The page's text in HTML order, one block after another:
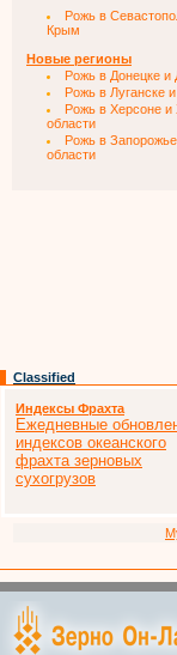
Рожь в
Крым
Новые регионы
Рожь в Донецке и
Рожь в Луганске
Рожь в Херсоне и
области
Рожь в
области
Classified
Индексы Фрахта
Ежедневные
индексов океанского
фрахта зерновых
сухогрузов